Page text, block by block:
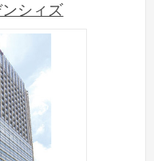
シィズ